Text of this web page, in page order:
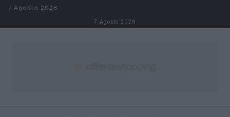
Salta al contenuto
7 Agosto 2026
7 Agosto 2026